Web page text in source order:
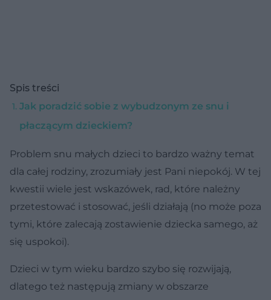
Spis treści
Jak poradzić sobie z wybudzonym ze snu i
płaczącym dzieckiem?
Problem snu małych dzieci to bardzo ważny temat
dla całej rodziny, zrozumiały jest Pani niepokój. W tej
kwestii wiele jest wskazówek, rad, które należny
przetestować i stosować, jeśli działają (no może poza
tymi, które zalecają zostawienie dziecka samego, aż
się uspokoi).
Dzieci w tym wieku bardzo szybo się rozwijają,
dlatego też następują zmiany w obszarze